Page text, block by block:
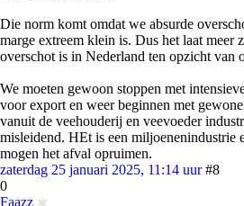
Die norm komt omdat we absurde
marge extreem klein is. Dus het laat meer
overschot is in Nederland ten opzicht van
We moeten gewoon stoppen met
voor export en weer beginnen met
vanuit de veehouderij en veevoeder
misleidend. HEt is een miljoenenindustrie
mogen het afval opruimen.
zaterdag 25 januari 2025, 11:14 uur #8
0
Faazz